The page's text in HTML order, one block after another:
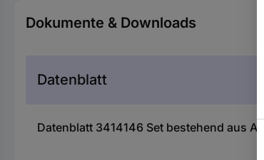
Dokumente & Downloads
Datenblatt
Datenblatt 3414146 Set bestehend aus